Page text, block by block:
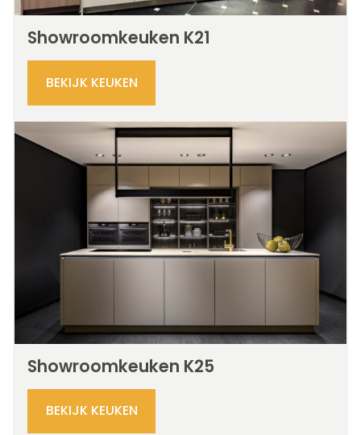
Showroomkeuken K21
BEKIJK KEUKEN
Showroomkeuken K25
BEKIJK KEUKEN